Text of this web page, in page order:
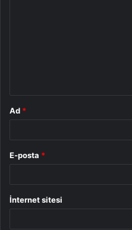
Ad *
E-posta *
İnternet sitesi